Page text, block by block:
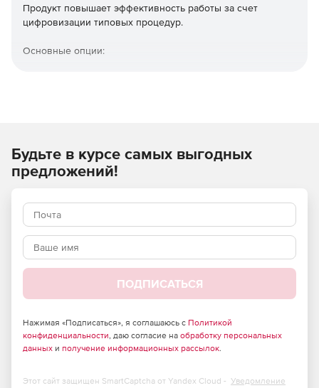
Продукт повышает эффективность работы за счет
цифровизации типовых процедур.
Основные опции:
гибкий поиск, совместная работа, шаблоны
документов и маршрутов.
кастомизации.
Ключевые преимущества:
Единое пространство для хранения и обработки
документооборот.
Повышение качества и оперативности принятия
Будьте в курсе самых выгодных
предложений!
ПОДПИСАТЬСЯ
Нажимая «Подписаться», я соглашаюсь с Политикой
конфиденциальности, даю согласие на обработку персональных
данных и получение информационных рассылок.
Этот сайт защищен SmartCaptcha от Yandex Cloud - Уведомление